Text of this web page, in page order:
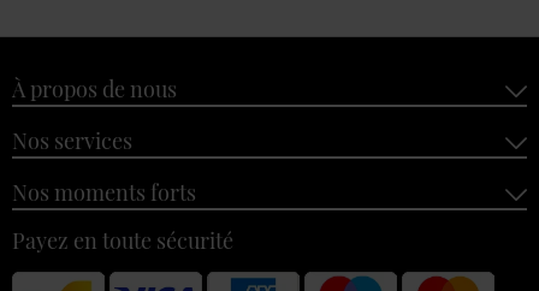
À propos de nous
Nos services
Nos moments forts
Payez en toute sécurité